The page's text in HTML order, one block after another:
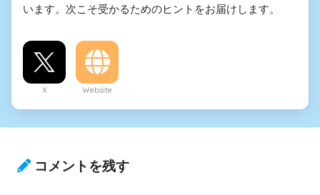
います。次こそ受かるためのヒントをお届けします。
X Website
コメントを残す